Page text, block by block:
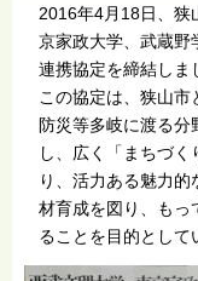
2016年4月18日、狭
京家政大学、武蔵野
連携協定を締結しま
この協定は、狭山
防災等多岐に渡る分
し、広く「まちづ
り、活力ある魅力
材育成を図り、もっ
ることを目的として